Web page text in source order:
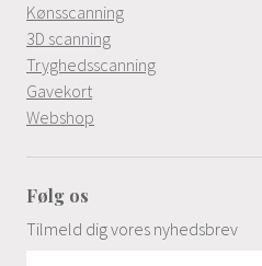
Kønsscanning
3D scanning
Tryghedsscanning
Gavekort
Webshop
Følg os
Tilmeld dig vores nyhedsbrev